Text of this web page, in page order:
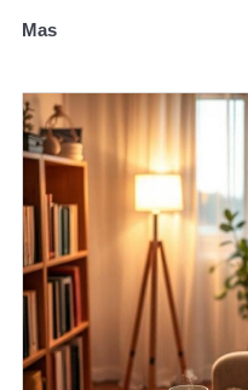
Mas